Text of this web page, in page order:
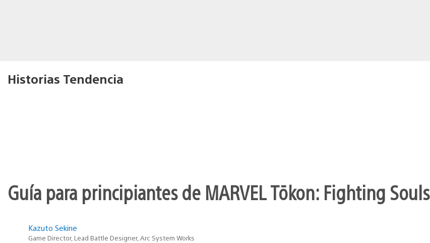
Historias Tendencia
Guía para principiantes de MARVEL Tōkon: Fighting Souls
Kazuto Sekine
Game Director, Lead Battle Designer, Arc System Works